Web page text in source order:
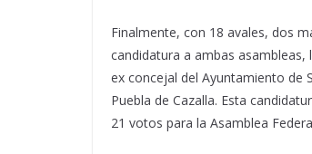
Finalmente, con 18 avales, dos
candidatura a ambas asambleas,
ex concejal del Ayuntamiento de
Puebla de Cazalla. Esta
21 votos para la Asamblea